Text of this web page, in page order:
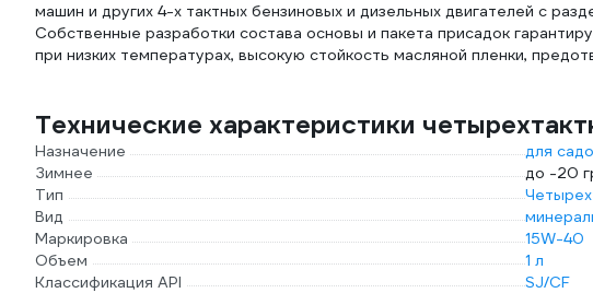
машин и других 4-х тактных бензиновых и дизельных двигателей с
Собственные разработки состава основы и пакета присадок
при низких температурах, высокую стойкость масляной пленки,
Технические характеристики
Назначение
для
Зимнее
до -20
Тип
Вид
Маркировка
15W-40
Объем
1 л
Классификация API
SJ/CF